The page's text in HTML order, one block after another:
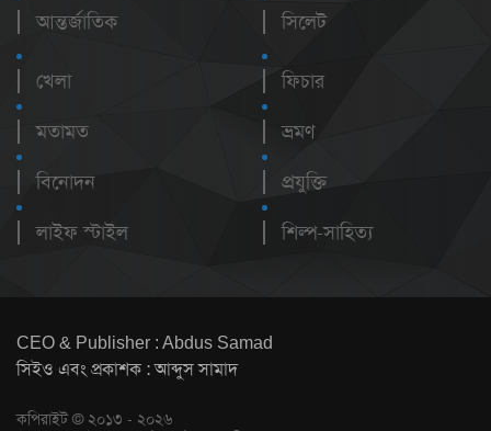
আন্তর্জাতিক
সিলেট
খেলা
মতামত
বিনোদন
লাইফ স্টাইল
ফিচার
ভ্রমণ
প্রযুক্তি
শিল্প-সাহিত্য
CEO & Publisher : Abdus Samad
সিইও এবং প্রকাশক : আব্দুস সামাদ
কপিরাইট © ২০১৩ - ২০২৬